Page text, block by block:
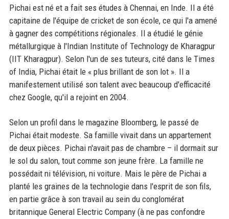
Pichai est né et a fait ses études à Chennai, en Inde. Il a été
capitaine de l'équipe de cricket de son école, ce qui l'a amené
à gagner des compétitions régionales. Il a étudié le génie
métallurgique à l'Indian Institute of Technology de Kharagpur
(IIT Kharagpur). Selon l'un de ses tuteurs, cité dans le Times
of India, Pichai était le « plus brillant de son lot ». Il a
manifestement utilisé son talent avec beaucoup d'efficacité
chez Google, qu'il a rejoint en 2004.
Selon un profil dans le magazine Bloomberg, le passé de
Pichai était modeste. Sa famille vivait dans un appartement
de deux pièces. Pichai n'avait pas de chambre – il dormait sur
le sol du salon, tout comme son jeune frère. La famille ne
possédait ni télévision, ni voiture. Mais le père de Pichai a
planté les graines de la technologie dans l'esprit de son fils,
en partie grâce à son travail au sein du conglomérat
britannique General Electric Company (à ne pas confondre